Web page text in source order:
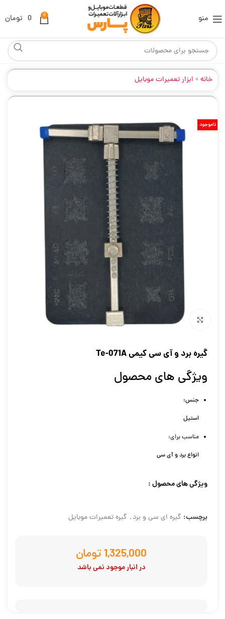
منو 0
0 تومان
خانه » ابزار تعمیرات موبایل
ناموجود
برای بزرگنمایی کلیک کنید
گیره برد و آی سی کیمی Te-071A
ویژگی های محصول
جنس:
استیل
مناسب برای:
انواع برد و آی سی
ویژگی های محصول :
برچسب: گیره ای سی و برد, گیره تعمیرات موبایل
تومان
در انبار موجود نمی باشد